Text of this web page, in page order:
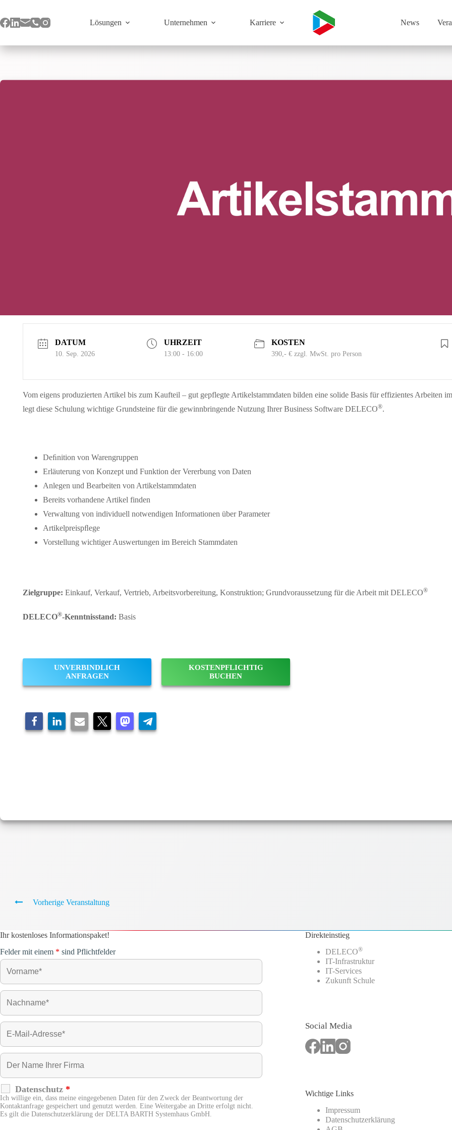
springen
Lösungen Unternehmen Karriere News
DATUM
10. Sep. 2026
UHRZEIT
13:00 - 16:00
KOSTEN
390,- € zzgl. MwSt. pro Person
Vom eigens produzierten Artikel bis zum Kaufteil – gut gepflegte Artikelstammdaten bilden eine solide Basis für effizientes Arbeiten
legt diese Schulung wichtige Grundsteine für die gewinnbringende Nutzung Ihrer Business Software DELECO®.
Deﬁnition von Warengruppen
Erläuterung von Konzept und Funktion der Vererbung von Daten
Anlegen und Bearbeiten von Artikelstammdaten
Bereits vorhandene Artikel finden
Verwaltung von individuell notwendigen Informationen über Parameter
Artikelpreispﬂege
Vorstellung wichtiger Auswertungen im Bereich Stammdaten
Zielgruppe: Einkauf, Verkauf, Vertrieb, Arbeitsvorbereitung, Konstruktion; Grundvoraussetzung für die Arbeit mit DELECO®
DELECO®-Kenntnisstand: Basis
UNVERBINDLICH
ANFRAGEN
KOSTENPFLICHTIG
BUCHEN
Vorherige Veranstaltung
Ihr kostenloses Informationspaket!
Felder mit einem * sind Pflichtfelder
Datenschutz *
Ich willige ein, dass meine eingegebenen Daten für den Zweck der Beantwortung der
Kontaktanfrage gespeichert und genutzt werden. Eine Weitergabe an Dritte erfolgt nicht.
Es gilt die Datenschutzerklärung der DELTA BARTH Systemhaus GmbH.
Direkteinstieg
DELECO®
IT-Infrastruktur
IT-Services
Zukunft Schule
Social Media
Wichtige Links
Impressum
Datenschutzerklärung